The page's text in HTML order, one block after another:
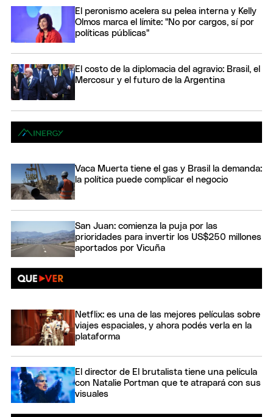
El peronismo acelera su pelea interna y Kelly
Olmos marca el límite: "No por cargos, sí por
políticas públicas"
El costo de la diplomacia del agravio: Brasil, el
Mercosur y el futuro de la Argentina
Vaca Muerta tiene el gas y Brasil la demanda:
la política puede complicar el negocio
San Juan: comienza la puja por las
prioridades para invertir los US$250 millones
aportados por Vicuña
Netflix: es una de las mejores películas sobre
viajes espaciales, y ahora podés verla en la
plataforma
El director de El brutalista tiene una película
con Natalie Portman que te atrapará con sus
visuales